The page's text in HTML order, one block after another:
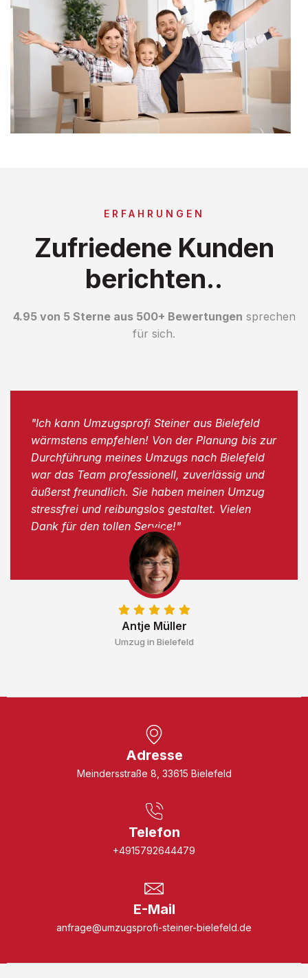
ERFAHRUNGEN
Zufriedene Kunden
berichten..
4.95 von 5 Sterne aus 500+ Bewertungen sprechen
für sich.
Antje Müller
Umzug in Bielefeld
"Ich kann Umzugsprofi Steiner aus Bielefeld
wärmstens empfehlen! Von der Planung bis zur
Durchführung meines Umzugs nach Bielefeld
war das Team professionell, zuverlässig und
äußerst freundlich. Sie haben meinen Umzug
stressfrei und reibungslos gestaltet. Vielen
Dank für den tollen Service!"
Adresse
Meindersstraße 8, 33615 Bielefeld
Telefon
+4915792644479
E-Mail
anfrage@umzugsprofi-steiner-bielefeld.de